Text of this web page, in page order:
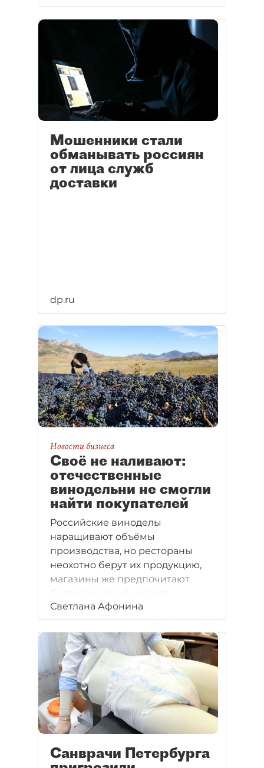
Мошенники стали
обманывать россиян
от лица служб
доставки
dp.ru
Новости бизнеса
Своё не наливают:
отечественные
винодельни не смогли
найти покупателей
Российские виноделы
наращивают объёмы
производства, но рестораны
неохотно берут их продукцию,
магазины же предпочитают
более дешёвый импорт.
Светлана Афонина
Санврачи Петербурга